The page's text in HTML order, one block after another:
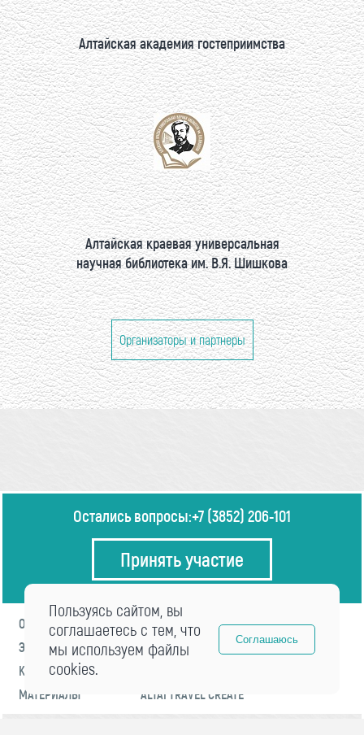
Алтайская академия гостеприимства
Алтайская краевая универсальная
научная библиотека им. В.Я. Шишкова
Организаторы и партнеры
Остались вопросы:+7 (3852) 206-101
Принять участие
О ФОРУМЕ
ПРОГРАММА
ЭКСПЕРТЫ
НОВОСТИ
КОНТАКТЫ
МАТЕРИАЛЫ
ALTAI TRAVEL CREATE
Пользуясь сайтом, вы
соглашаетесь с тем, что
мы используем файлы
cookies.
Соглашаюсь